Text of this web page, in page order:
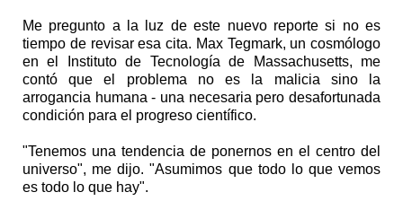
Me pregunto a la luz de este nuevo reporte si no es
tiempo de revisar esa cita. Max Tegmark, un cosmólogo
en el Instituto de Tecnología de Massachusetts, me
contó que el problema no es la malicia sino la
arrogancia humana - una necesaria pero desafortunada
condición para el progreso científico.
"Tenemos una tendencia de ponernos en el centro del
universo", me dijo. "Asumimos que todo lo que vemos
es todo lo que hay".